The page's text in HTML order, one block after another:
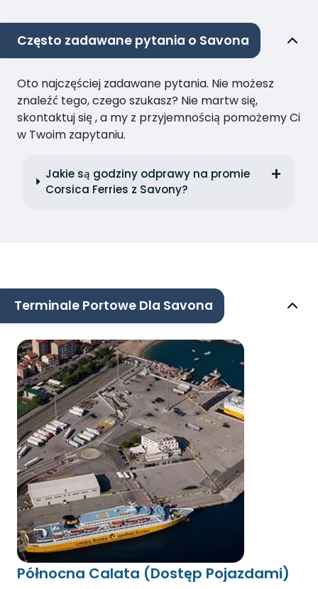
Często zadawane pytania o Savona
Oto najczęściej zadawane pytania. Nie możesz
znaleźć tego, czego szukasz? Nie martw się,
skontaktuj się , a my z przyjemnością pomożemy Ci
w Twoim zapytaniu.
Jakie są godziny odprawy na promie
Corsica Ferries z Savony?
Terminale Portowe Dla Savona
Północna Calata (Dostęp Pojazdami)